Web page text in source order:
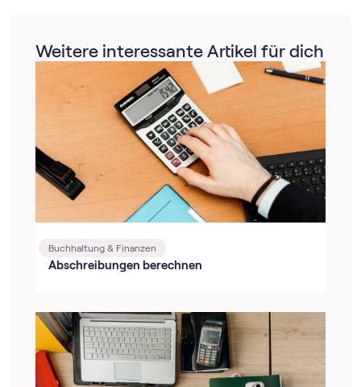
Weitere interessante Artikel für dich
Buchhaltung & Finanzen
Abschreibungen berechnen